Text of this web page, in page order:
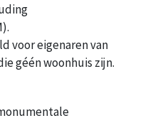
voor eigenaren van
géén woonhuis zijn.